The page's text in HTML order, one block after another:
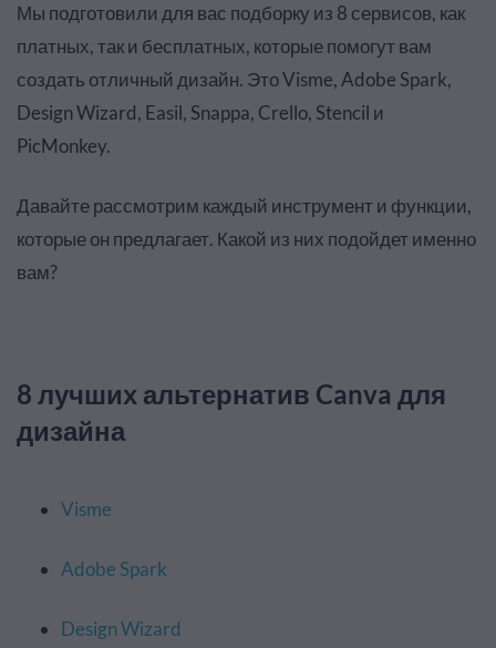
Мы подготовили для вас подборку из 8 сервисов, как
платных, так и бесплатных, которые помогут вам
создать отличный дизайн. Это Visme, Adobe Spark,
Design Wizard, Easil, Snappa, Crello, Stencil и
PicMonkey.
Давайте рассмотрим каждый инструмент и функции,
которые он предлагает. Какой из них подойдет именно
вам?
8 лучших альтернатив Canva для
дизайна
Visme
Adobe Spark
Design Wizard